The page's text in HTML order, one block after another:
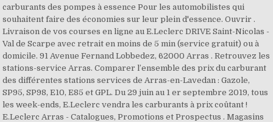
carburants des pompes à essence Pour les automobilistes qui
souhaitent faire des économies sur leur plein d'essence. Ouvrir .
Livraison de vos courses en ligne au E.Leclerc DRIVE Saint-Nicolas -
Val de Scarpe avec retrait en moins de 5 min (service gratuit) ou à
domicile. 91 Avenue Fernand Lobbedez, 62000 Arras . Retrouvez les
stations-service Arras. Comparer l’ensemble des prix du carburant
des différentes stations services de Arras-en-Lavedan : Gazole,
SP95, SP98, E10, E85 et GPL. Du 29 juin au 1 er septembre 2019, tous
les week-ends, E.Leclerc vendra les carburants à prix coûtant !
E.Leclerc Arras - Catalogues, Promotions et Prospectus . Magasins